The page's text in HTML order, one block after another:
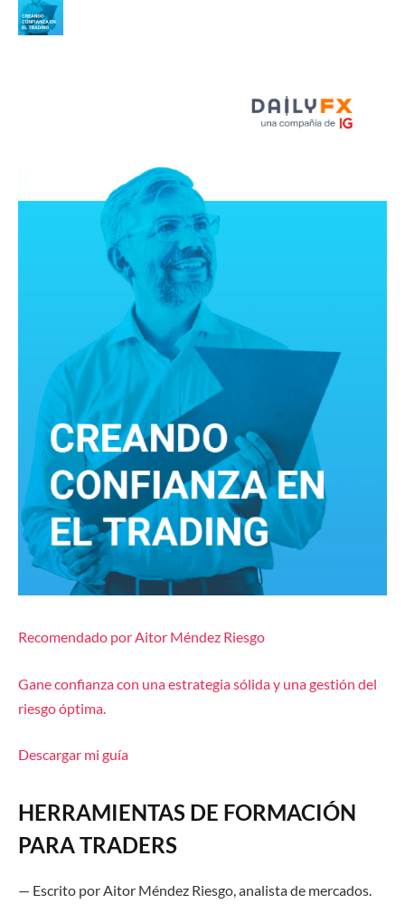
Recomendado por Aitor Méndez Riesgo
Gane confianza con una estrategia sólida y una gestión del
riesgo óptima.
Descargar mi guía
HERRAMIENTAS DE FORMACIÓN
PARA TRADERS
— Escrito por Aitor Méndez Riesgo analista de mercados.